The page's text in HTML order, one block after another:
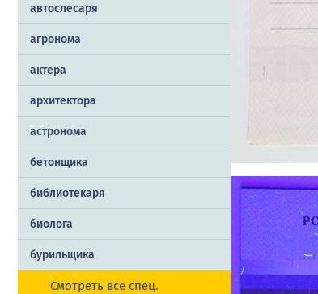
автослесаря
агронома
актера
архитектора
астронома
бетонщика
библиотекаря
биолога
бурильщика
Смотреть все спец.